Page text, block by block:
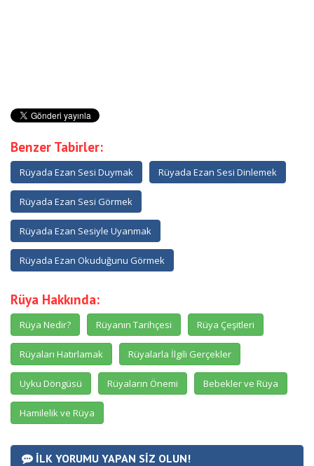
Benzer Tabirler:
Rüyada Ezan Sesi Duymak Rüyada Ezan Sesi Dinlemek
Rüyada Ezan Sesi Görmek
Rüyada Ezan Sesiyle Uyanmak
Rüyada Ezan Okuduğunu Görmek
Rüya Hakkında:
Rüya Nedir? Rüyanın Tarihçesi Rüya Çeşitleri
Rüyaları Hatırlamak Rüyalarla İlgili Gerçekler
Uyku Döngüsü Rüyaların Önemi Bebekler ve Rüya
Hamilelik ve Rüya
İLK YORUMU YAPAN SİZ OLUN!